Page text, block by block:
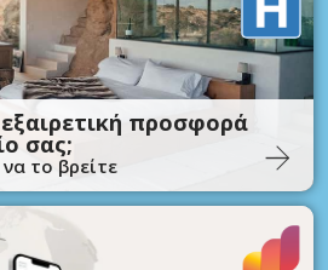
προσφορά
σας;
το βρείτε